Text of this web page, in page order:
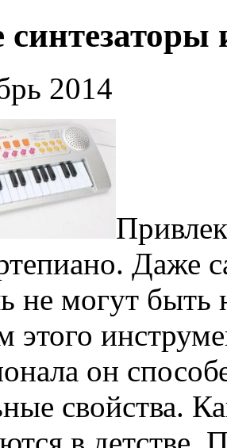
2014
Даже
не могут
этого
он
свойства.